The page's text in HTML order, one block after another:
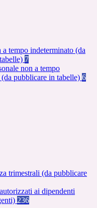
a tempo indeterminato (da
7
non a tempo
pubblicare in tabelle) 6
trimestrali (da pubblicare
ai dipendenti
236